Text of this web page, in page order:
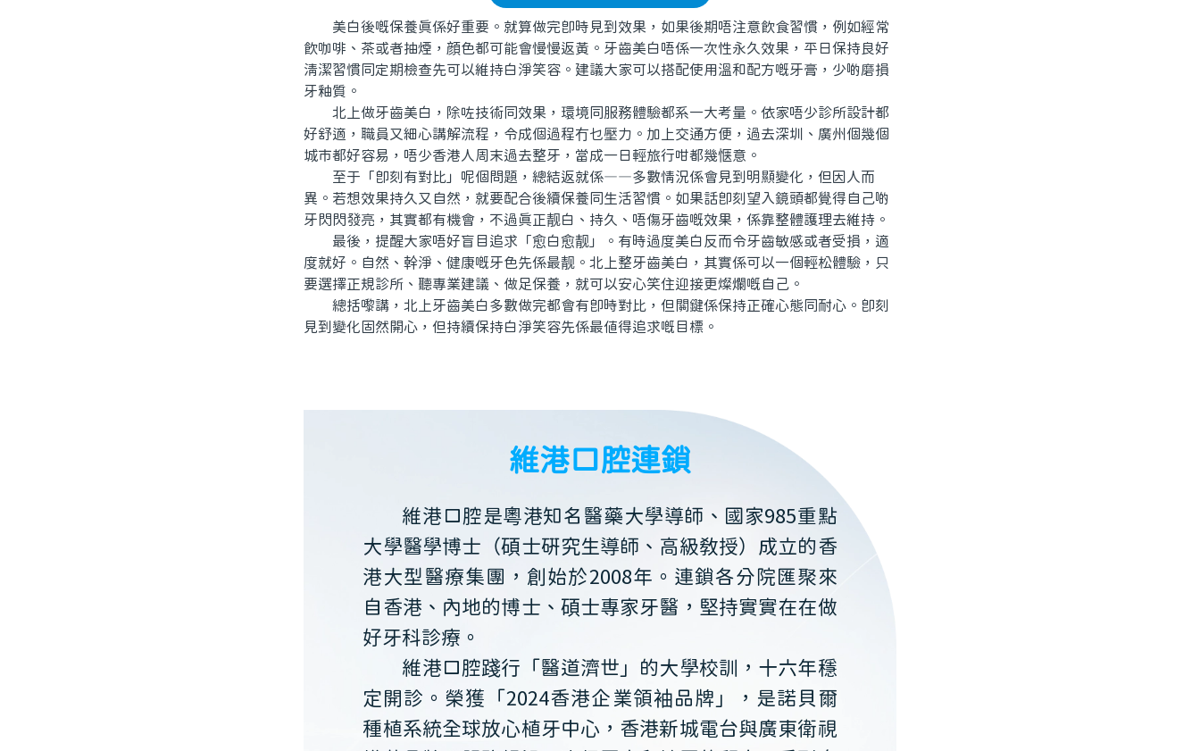
美白後嘅保養真係好重要。就算做完即時見到效果，如果後期唔注意飲食習慣，例如經常
飲咖啡、茶或者抽煙，顔色都可能會慢慢返黃。牙齒美白唔係一次性永久效果，平日保持良好
清潔習慣同定期檢查先可以維持白淨笑容。建議大家可以搭配使用溫和配方嘅牙膏，少啲磨損
牙釉質。
北上做牙齒美白，除咗技術同效果，環境同服務體驗都系一大考量。依家唔少診所設計都
好舒適，職員又細心講解流程，令成個過程冇乜壓力。加上交通方便，過去深圳、廣州個幾個
城市都好容易，唔少香港人周末過去整牙，當成一日輕旅行咁都幾惬意。
至于「即刻有對比」呢個問題，總結返就係——多數情況係會見到明顯變化，但因人而
異。若想效果持久又自然，就要配合後續保養同生活習慣。如果話即刻望入鏡頭都覺得自己啲
牙閃閃發亮，其實都有機會，不過真正靓白、持久、唔傷牙齒嘅效果，係靠整體護理去維持。
最後，提醒大家唔好盲目追求「愈白愈靓」。有時過度美白反而令牙齒敏感或者受損，適
度就好。自然、幹淨、健康嘅牙色先係最靓。北上整牙齒美白，其實係可以一個輕松體驗，只
要選擇正規診所、聽專業建議、做足保養，就可以安心笑住迎接更燦爛嘅自己。
總括嚟講，北上牙齒美白多數做完都會有即時對比，但關鍵係保持正確心態同耐心。即刻
見到變化固然開心，但持續保持白淨笑容先係最值得追求嘅目標。
維港口腔連鎖
維港口腔是粵港知名醫藥大學導師、國家985重點
大學醫學博士（碩士研究生導師、高級教授）成立的香
港大型醫療集團，創始於2008年。連鎖各分院匯聚來
自香港、內地的博士、碩士專家牙醫，堅持實實在在做
好牙科診療。
維港口腔踐行「醫道濟世」的大學校訓，十六年穩
定開診。榮獲「2024香港企業領袖品牌」，是諾貝爾
種植系統全球放心植牙中心，香港新城電台與廣東衛視